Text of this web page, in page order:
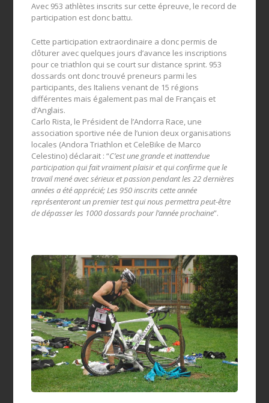
Avec 953 athlètes inscrits sur cette épreuve, le record de
participation est donc battu.
Cette participation extraordinaire a donc permis de
clôturer avec quelques jours d’avance les inscriptions
pour ce triathlon qui se court sur distance sprint. 953
dossards ont donc trouvé preneurs parmi les
participants, des Italiens venant de 15 régions
différentes mais également pas mal de Français et
d’Anglais.
Carlo Rista, le Président de l’Andorra Race, une
association sportive née de l’union deux organisations
locales (Andora Triathlon et CeleBike de Marco
Celestino) déclarait : “C’est une grande et inattendue
participation qui fait vraiment plaisir et qui confirme que le
travail mené avec sérieux et passion pendant les 22 dernières
années a été apprécié; Les 950 inscrits cette année
représenteront un premier test qui nous permettra peut-être
de dépasser les 1000 dossards pour l’année prochaine”.